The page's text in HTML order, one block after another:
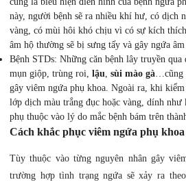
này, người bệnh sẽ ra nhiều khí hư, có dịch
vàng, có mùi hôi khó chịu vì có sự kích
âm hộ thường sẽ bị sưng tấy và gây ngứa âm
Bệnh STDs: Những căn bệnh lây truyền
mụn giộp, trùng roi, lậu, sùi mào gà…cũng
gây viêm ngứa phụ khoa. Ngoài ra, khi
lớp dịch màu trắng đục hoặc vàng, dính như
phụ thuộc vào lý do mắc bệnh bám trên
Cách khắc phục viêm ngứa phụ
Tùy thuộc vào từng nguyên nhân gây
trường hợp tình trạng ngứa sẽ xảy ra